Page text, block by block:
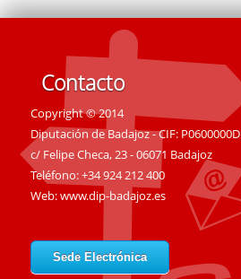
Contacto
Copyright © 2014
Diputación de Badajoz - CIF: P0600000D
c/ Felipe Checa, 23 - 06071 Badajoz
Teléfono: +34 924 212 400
Web:www.dip-badajoz.es
Sede Electrónica